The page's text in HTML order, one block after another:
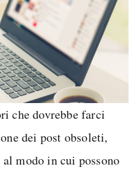
che dovrebbe farci
dei post obsoleti,
modo in cui possono